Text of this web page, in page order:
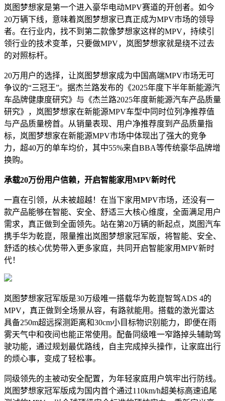
岚图梦想家是第一个进入豪华电动MPV赛道的开创者。如今
20万辆下线，意味着岚图梦想家已真正成为MPV市场的领导
者。在行业内，找不到第二款像梦想家这样的MPV，持续引
领行业的技术变革，只要做MPV，岚图梦想家就是绕不过去
的对照标杆。
20万用户的选择，让岚图梦想家成为中国高端MPV市场无可
争议的“三冠王”。据杰兰路发布的《2025年度下半年新能源汽
车品牌健康度研究》与《杰兰路2025年度新能源汽车产品质量
研究》，岚图梦想家在新能源MPV车型中同时位列净推荐值
与产品质量榜首。从销量表现、用户净推荐度到产品质量指
标，岚图梦想家在新能源MPV市场中体现出了强大的竞争
力，超40万的单车均价，其中55%来自BBA等传统豪华品牌增
换购。
承载20万份用户信赖，开启智能家用MPV新时代
一直在引领，从未被超越！在当下家用MPV市场，还没有一
款产品能够在智能、安全、舒适三大核心维度，全面满足用户
需求，真正做到全面领先。站在第20万辆的新起点，岚图汽车
携手华为乾崑，限量推出岚图梦想家冠军版，将智能、安全、
舒适的核心优势带入更多家庭，共同开启智能家用MPV新时
代！
岚图梦想家冠军版是30万级唯一搭载华为乾崑智驾ADS 4的
MPV，真正做到全场景从容，有路就能用。搭载的激光雷达
具备250m超远探测距离和30cm小目标物识别能力，即便在雨
雾天气中和夜间也能正常使用。配备同级唯一窄路掉头辅助驾
驶功能，通过规划最优路线，自主完成掉头操作，让家庭出行
的烦心事，变成了轻松事。
同级领先的主被动安全配置，为年轻家庭用户筑牢出行防线。
岚图梦想家冠军版成为国内首个通过110km/h超美标高速追尾